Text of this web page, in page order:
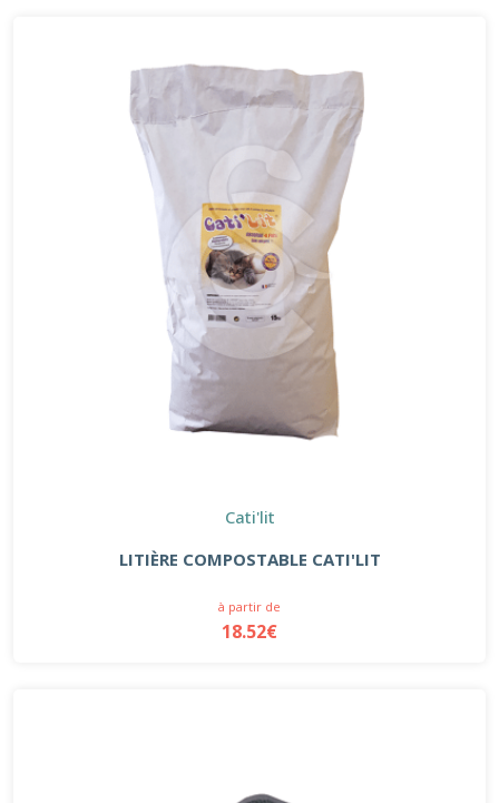
Cati'lit
LITIÈRE COMPOSTABLE CATI'LIT
à partir de
18.52€